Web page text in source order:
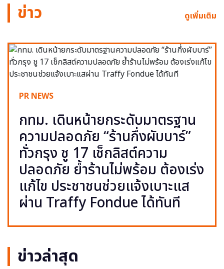
ข่าว ดูเพิ่มเติม
PR NEWS
กทม. เดินหน้ายกระดับมาตรฐาน
ความปลอดภัย “ร้านกึ่งผับบาร์”
ทั่วกรุง ชู 17 เช็กลิสต์ความ
ปลอดภัย ย้ำร้านไม่พร้อม ต้องเร่ง
แก้ไข ประชาชนช่วยแจ้งเบาะแส
ผ่าน Traffy Fondue ได้ทันที
ข่าวล่าสุด